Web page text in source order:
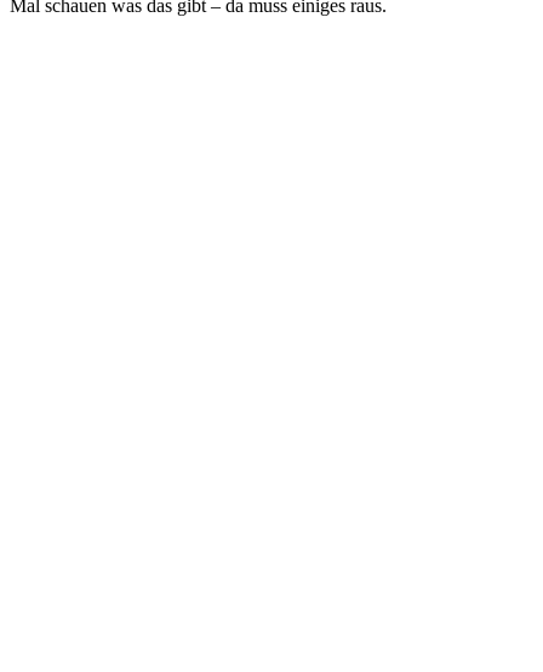
Mal schauen was das gibt – da muss einiges raus.